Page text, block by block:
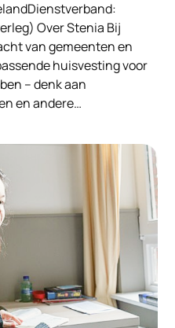
Over Stenia Bij
van gemeenten en
huisvesting voor
– denk aan
en andere…